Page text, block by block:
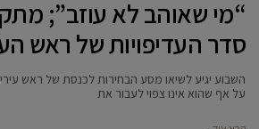
“מי שאוהב לא עוזב”;
סדר העדיפויות של ראש
השבוע יגיע לשיאו מסע הבחירות לכנסת של ראש
על אף שהוא אינו צפוי לעבור את